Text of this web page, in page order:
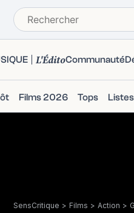
L'ÉditoCommunauté
Films 2026 Tops Listes
SensCritique > Films > Action >